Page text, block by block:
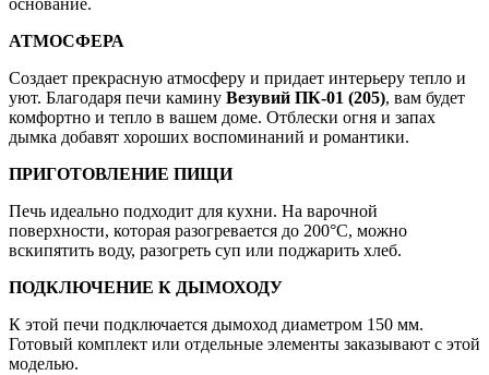
АТМОСФЕРА
Создает прекрасную атмосферу и придает интерьеру тепло и
уют. Благодаря печи камину Везувий ПК-01 (205), вам будет
комфортно и тепло в вашем доме. Отблески огня и запах
дымка добавят хороших воспоминаний и романтики.
ПРИГОТОВЛЕНИЕ ПИЩИ
Печь идеально подходит для кухни. На варочной
поверхности, которая разогревается до 200°С, можно
вскипятить воду, разогреть суп или поджарить хлеб.
ПОДКЛЮЧЕНИЕ К ДЫМОХОДУ
К этой печи подключается дымоход диаметром 150 мм.
Готовый комплект или отдельные элементы заказывают с этой
моделью.